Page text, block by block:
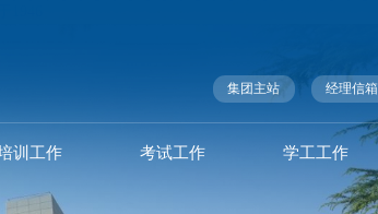
集团主站 经理信箱
训工作 考试工作 学工工作